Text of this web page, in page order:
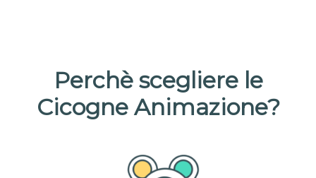
Perchè scegliere le
Cicogne Animazione?